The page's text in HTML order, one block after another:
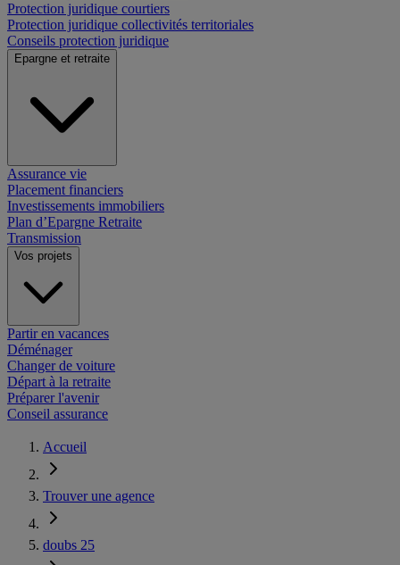
Protection juridique courtiers
Protection juridique collectivités territoriales
Conseils protection juridique
Epargne et retraite
Assurance vie
Placement financiers
Investissements immobiliers
Plan d’Epargne Retraite
Transmission
Vos projets
Partir en vacances
Déménager
Changer de voiture
Départ à la retraite
Préparer l'avenir
Conseil assurance
Accueil
Trouver une agence
doubs 25